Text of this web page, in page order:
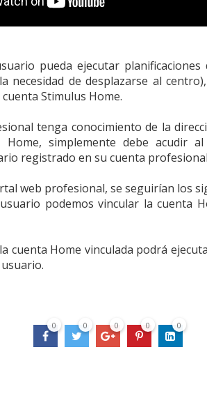
pueda ejecutar
necesidad de desplazarse al
Stimulus Home.
tenga conocimiento de la
Home, simplemente debe acudir
registrado en su cuenta
web profesional, se seguirían los
podemos vincular la cuenta
cuenta Home vinculada podrá
0 0 0 0 0